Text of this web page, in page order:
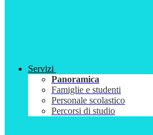
Servizi
Panoramica
Famiglie e studenti
Personale scolastico
Percorsi di studio